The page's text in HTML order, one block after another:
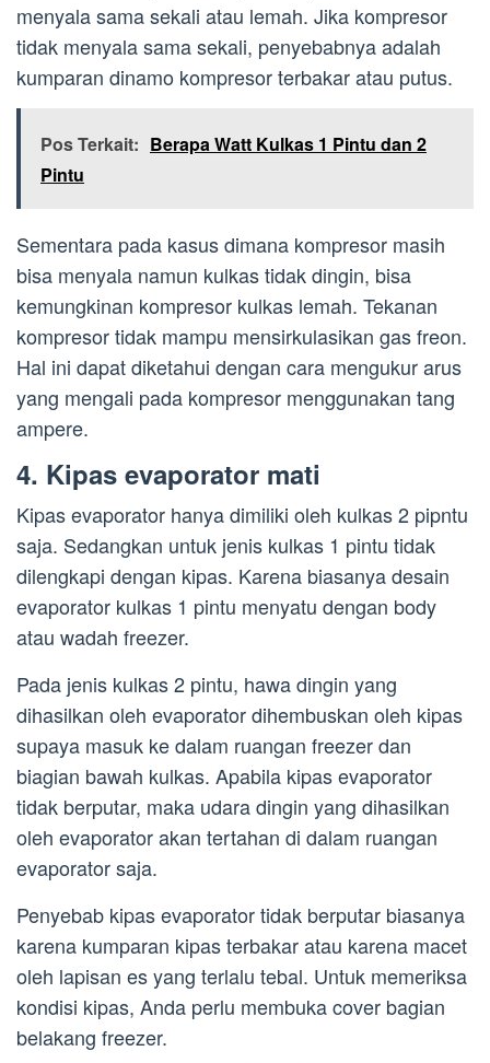
menyala sama sekali atau lemah. Jika kompresor
tidak menyala sama sekali, penyebabnya adalah
kumparan dinamo kompresor terbakar atau putus.
Pos Terkait: Berapa Watt Kulkas 1 Pintu dan 2
Pintu
Sementara pada kasus dimana kompresor masih
bisa menyala namun kulkas tidak dingin, bisa
kemungkinan kompresor kulkas lemah. Tekanan
kompresor tidak mampu mensirkulasikan gas freon.
Hal ini dapat diketahui dengan cara mengukur arus
yang mengali pada kompresor menggunakan tang
ampere.
4. Kipas evaporator mati
Kipas evaporator hanya dimiliki oleh kulkas 2 pipntu
saja. Sedangkan untuk jenis kulkas 1 pintu tidak
dilengkapi dengan kipas. Karena biasanya desain
evaporator kulkas 1 pintu menyatu dengan body
atau wadah freezer.
Pada jenis kulkas 2 pintu, hawa dingin yang
dihasilkan oleh evaporator dihembuskan oleh kipas
supaya masuk ke dalam ruangan freezer dan
biagian bawah kulkas. Apabila kipas evaporator
tidak berputar, maka udara dingin yang dihasilkan
oleh evaporator akan tertahan di dalam ruangan
evaporator saja.
Penyebab kipas evaporator tidak berputar biasanya
karena kumparan kipas terbakar atau karena macet
oleh lapisan es yang terlalu tebal. Untuk memeriksa
kondisi kipas, Anda perlu membuka cover bagian
belakang freezer.